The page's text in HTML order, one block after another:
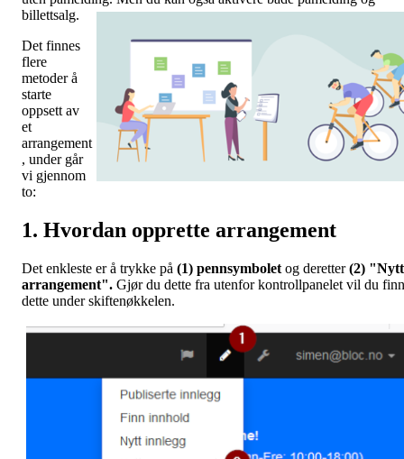
billettsalg.
Det finnes
flere
metoder å
starte
oppsett av
et
arrangement
, under går
vi gjennom
to:
1. Hvordan opprette arrangement
Det enkleste er å trykke på (1) pennsymbolet og deretter(2) "Nytt
arrangement". Gjør du dette fra utenfor kontrollpanelet vil du
dette under skiftenøkkelen.